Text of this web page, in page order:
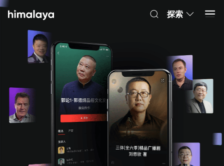
Himalaya-有聲書
4.8k 安裝
打開 App